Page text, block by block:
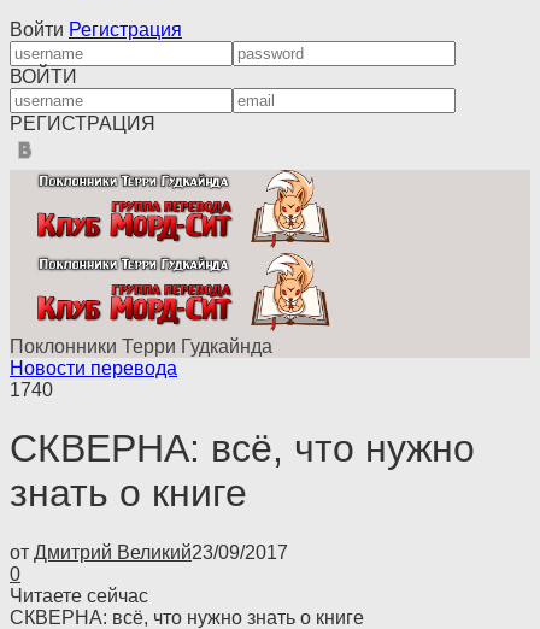
Войти Регистрация
ВОЙТИ
РЕГИСТРАЦИЯ
Поклонники Терри Гудкайнда
Новости перевода
1740
СКВЕРНА: всё, что нужно
знать о книге
от Дмитрий Великий23/09/2017
0
Читаете сейчас
СКВЕРНА: всё, что нужно знать о книге